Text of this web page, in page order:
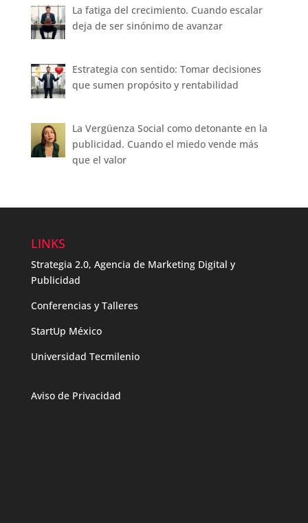
La fatiga del crecimiento. Cuando escalar
deja de ser sinónimo de avanzar
Estrategia con sentido: Tomar decisiones
que sumen propósito y rentabilidad
La Vergüenza Social como detonante en la
publicidad. Cuando el miedo vende más
que el valor
LINKS
Strategia 2.0, Agencia de Marketing Digital y
Publicidad
Conferencias y Talleres
StartUp México
Universidad Tecmilenio
Aviso de Privacidad